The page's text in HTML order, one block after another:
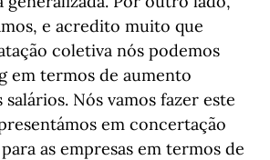
e acredito muito que
coletiva nós podemos
em termos de aumento
Nós vamos fazer este
em concertação
as empresas em termos de